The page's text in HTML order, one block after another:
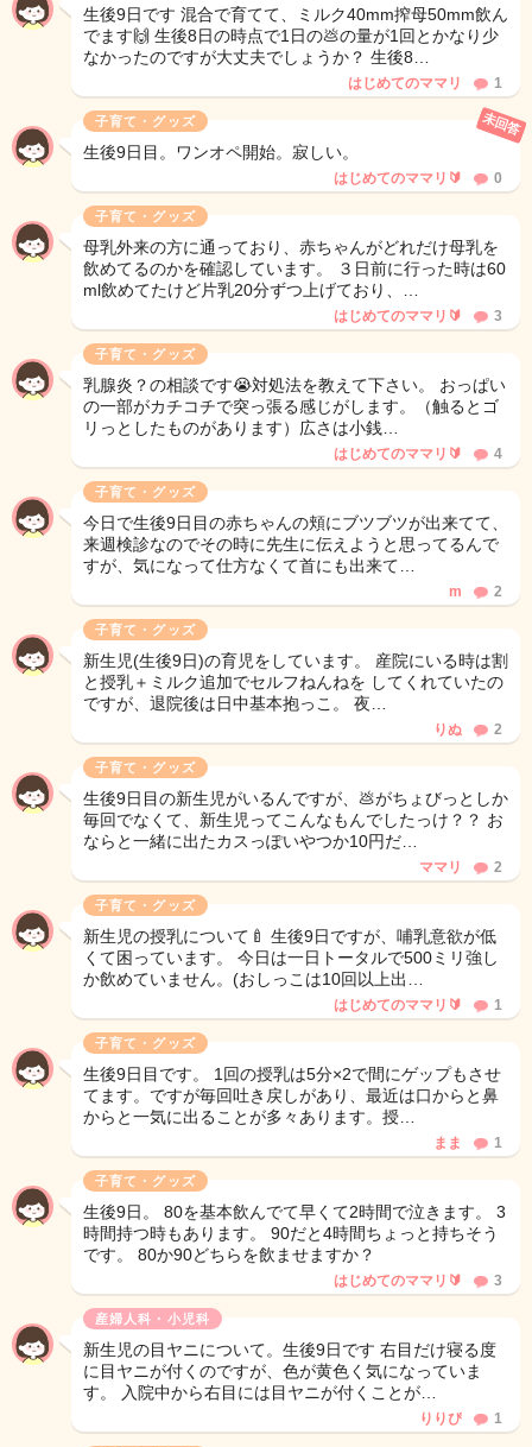
生後9日です 混合で育てて、ミルク40mm搾母50mm飲ん
でます🙌 生後8日の時点で1日の💩の量が1回とかなり少
なかったのですが大丈夫でしょうか？ 生後8…
はじめてのママリ 1
子育て・グッズ
生後9日目。ワンオペ開始。寂しい。
未回答
はじめてのママリ🔰‪ 0
子育て・グッズ
母乳外来の方に通っており、赤ちゃんがどれだけ母乳を
飲めてるのかを確認しています。 ３日前に行った時は60
ml飲めてたけど片乳20分ずつ上げており、…
はじめてのママリ🔰 3
子育て・グッズ
乳腺炎？の相談です😭対処法を教えて下さい。 おっぱい
の一部がカチコチで突っ張る感じがします。（触るとゴ
リっとしたものがあります）広さは小銭…
はじめてのママリ🔰 4
子育て・グッズ
今日で生後9日目の赤ちゃんの頬にブツブツが出来てて、
来週検診なのでその時に先生に伝えようと思ってるんで
すが、気になって仕方なくて首にも出来て…
m 2
子育て・グッズ
新生児(生後9日)の育児をしています。 産院にいる時は割
と授乳＋ミルク追加でセルフねんねを してくれていたの
ですが、退院後は日中基本抱っこ。 夜…
りぬ 2
子育て・グッズ
生後9日目の新生児がいるんですが、💩がちょびっとしか
毎回でなくて、新生児ってこんなもんでしたっけ？？ お
ならと一緒に出たカスっぽいやつか10円だ…
ママリ 2
子育て・グッズ
新生児の授乳について🍼 生後9日ですが、哺乳意欲が低
くて困っています。 今日は一日トータルで500ミリ強し
か飲めていません。(おしっこは10回以上出…
はじめてのママリ🔰 1
子育て・グッズ
生後9日目です。 1回の授乳は5分×2で間にゲップもさせ
てます。ですが毎回吐き戻しがあり、最近は口からと鼻
からと一気に出ることが多々あります。授…
まま 1
子育て・グッズ
生後9日。 80を基本飲んでて早くて2時間で泣きます。 3
時間持つ時もあります。 90だと4時間ちょっと持ちそう
です。 80か90どちらを飲ませますか？
はじめてのママリ🔰 3
産婦人科・小児科
新生児の目ヤニについて。生後9日です 右目だけ寝る度
に目ヤニが付くのですが、色が黄色く気になっていま
す。 入院中から右目には目ヤニが付くことが…
りりぴ 1